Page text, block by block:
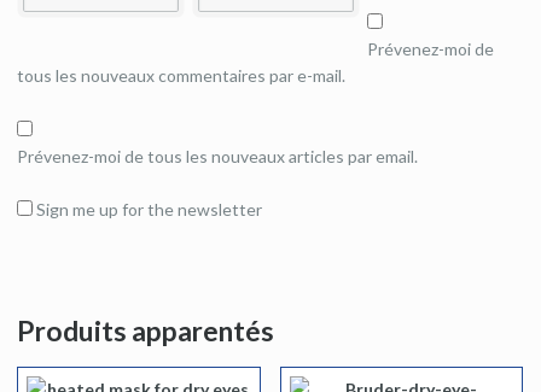
Prévenez-moi de
tous les nouveaux commentaires par e-mail.
Prévenez-moi de tous les nouveaux articles par email.
Sign me up for the newsletter
Produits apparentés